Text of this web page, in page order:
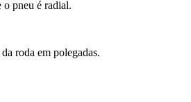
o pneu é radial.
roda em polegadas.